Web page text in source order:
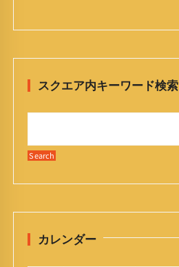
スクエア内キーワード検索
カレンダー